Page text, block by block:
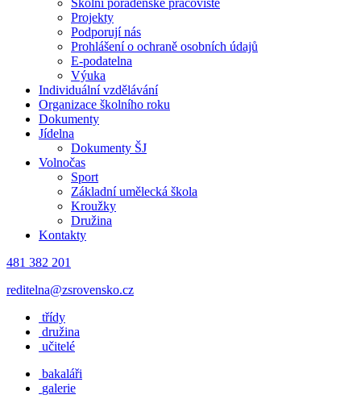
Školní poradenské pracoviště
Projekty
Podporují nás
Prohlášení o ochraně osobních údajů
E-podatelna
Výuka
Individuální vzdělávání
Organizace školního roku
Dokumenty
Jídelna
Dokumenty ŠJ
Volnočas
Sport
Základní umělecká škola
Kroužky
Družina
Kontakty
481 382 201
reditelna@zsrovensko.cz
třídy
družina
učitelé
bakaláři
galerie